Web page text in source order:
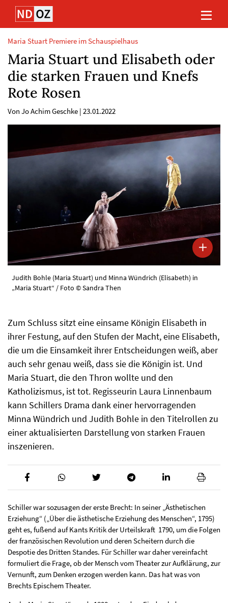
Direkt
Inhalt
(Eingabetaste)
Direkt
Hauptmenu
(Eingabetaste)
Direkt
Suche
(Eingabetaste)
Direkt
Footer
(Eingabetaste)
Maria Stuart Premiere im Schauspielhaus
Maria Stuart und Elisabeth oder
die starken Frauen und Knefs
Rote Rosen
Von Jo Achim Geschke | 23.01.2022
Judith Bohle (Maria Stuart) und Minna Wündrich (Elisabeth) in
„Maria Stuart“ / Foto © Sandra Then
Zum Schluss sitzt eine einsame Königin Elisabeth in
ihrer Festung, auf den Stufen der Macht, eine Elisabeth,
die um die Einsamkeit ihrer Entscheidungen weiß, aber
auch sehr genau weiß, dass sie die Königin ist. Und
Maria Stuart, die den Thron wollte und den
Katholizismus, ist tot. Regisseurin Laura Linnenbaum
kann Schillers Drama dank einer hervorragenden
Minna Wündrich und Judith Bohle in den Titelrollen zu
einer aktualisierten Darstellung von starken Frauen
inszenieren.
Schiller war sozusagen der erste Brecht: In seiner „Ästhetischen
Erziehung“ („Über die ästhetische Erziehung des Menschen“, 1795)
geht es, fußend auf Kants Kritik der Urteilskraft 1790, um die Folgen
der französischen Revolution und deren Scheitern durch die
Despotie des Dritten Standes. Für Schiller war daher vereinfacht
formuliert die Frage, ob der Mensch vom Theater zur Aufklärung, zur
Vernunft, zum Denken erzogen werden kann. Das hat was von
Brechts Epischem Theater.